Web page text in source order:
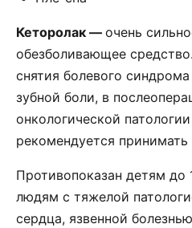
Кеторолак — очень
обезболивающее
снятия болевого
зубной боли, в
онкологической
рекомендуется принимать
Противопоказан детям
людям с тяжелой
сердца, язвенной